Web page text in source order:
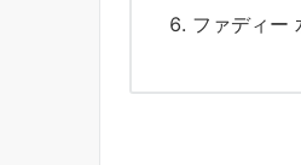
ファディー